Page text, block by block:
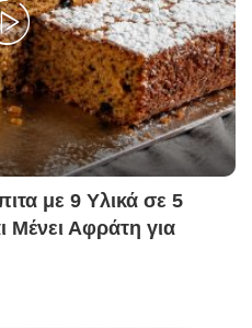
με 9 Υλικά σε 5
Μένει Αφράτη για